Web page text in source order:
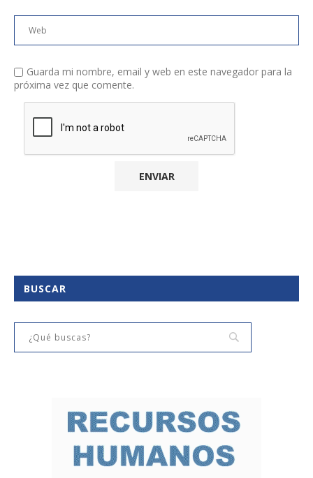
Guarda mi nombre, email y web en este navegador para la
próxima vez que comente.
BUSCAR